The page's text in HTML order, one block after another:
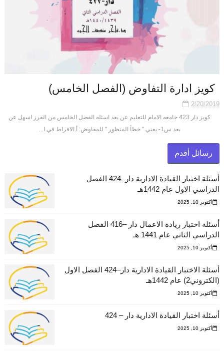
كويز ادارة التفاوض (الفصل الخامس)
2/20/2019
كويز دار 423 جامعه الامام للتعليم عن بعد اسئله الفصل الخامس من الفرز اسهل عن
بعد س1- يعني " خطأ المنظور " للمفاوض: أ.الافراط في ا...
رسائل أقدم
أسئلة اختبار القيادة الادارية دار–424 الفصل
الدراسي الاول عام 1442هـ
أكتوبر 10, 2025
أسئلة اختبار ريادة الاعمال دار –416 الفصل
الدراسي الثاني عام 1441 هـ
أكتوبر 10, 2025
أسئلة الاختبار القيادة الادارية دار–424 الفصل الاول
(الكتروني2) عام 1442هـ
أكتوبر 10, 2025
أسئلة اختبار القيادة الادارية دار – 424
أكتوبر 10, 2025